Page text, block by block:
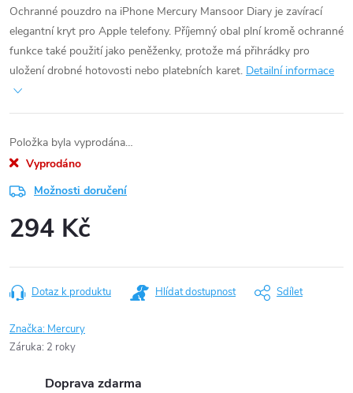
Ochranné pouzdro na iPhone Mercury Mansoor Diary je zavírací
elegantní kryt pro Apple telefony. Příjemný obal plní kromě ochranné
funkce také použití jako peněženky, protože má přihrádky pro
uložení drobné hotovosti nebo platebních karet. Detailní informace
Položka byla vyprodána…
Vyprodáno
Možnosti doručení
294 Kč
cena:
Dotaz k produktu Hlídat dostupnost Sdílet
Značka: Mercury
Záruka: 2 roky
Doprava zdarma